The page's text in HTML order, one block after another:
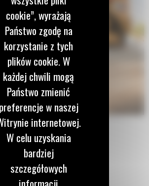
cookie”, wyrażają
Państwo zgodę na
korzystanie z tych
plików cookie. W
każdej chwili mogą
Państwo zmienić
preferencje w naszej
internetowej.
W celu uzyskania
bardziej
szczegółowych